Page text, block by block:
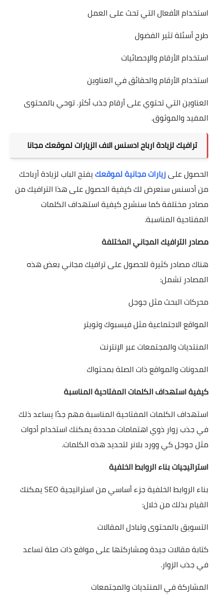
استخدام الأفعال التي تحث على العمل
طرح أسئلة تثير الفضول
استخدام الأرقام والإحصائيات
استخدام الأرقام والحقائق في العناوين
العناوين التي تحتوي على أرقام جذب أكثر. توحي بالمحتوى
المفيد والموثوق.
ترافيك لزيادة ارباح ادسنس الاف الزيارات لموقعك مجانا
الحصول علىزيارات مجانية لموقعكيفتح الباب لزيادة أرباحك
من أدسنس سنعرض لك كيفية الحصول على هذا الترافيك من
مصادر مختلفة كما سنشرح كيفية استهداف الكلمات
المفتاحية المناسبة.
مصادر الترافيك المجاني المختلفة
هناك مصادر كثيرة للحصول على ترافيك مجاني بعض هذه
المصادر تشمل:
محركات البحث مثل جوجل
المواقع الاجتماعية مثل فيسبوك وتويتر
المنتديات والمجتمعات عبر الإنترنت
المدونات والمواقع ذات الصلة بمحتواك
كيفية استهداف الكلمات المفتاحية المناسبة
استهداف الكلمات المفتاحية المناسبة مهم جدًا يساعد ذلك
في جذب زوار ذوي اهتمامات محددة يمكنك استخدام أدوات
مثل جوجل كي وورد بلانر لتحديد هذه الكلمات.
استراتيجيات بناء الروابط الخلفية
بناء الروابط الخلفية جزء أساسي من استراتيجية SEO يمكنك
القيام بذلك من خلال:
التسويق بالمحتوى وتبادل المقالات
كتابة مقالات جيدة ومشاركتها على مواقع ذات صلة تساعد
في جذب الزوار.
المشاركة في المنتديات والمجتمعات